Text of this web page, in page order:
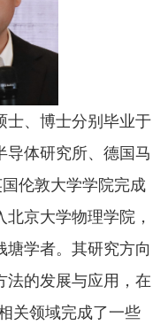
士、博士分别毕业于
导体研究所、德国马
伦敦大学学院完成
京大学物理学院，
塘学者。其研究方向
法的发展与应用，在
关领域完成了一些